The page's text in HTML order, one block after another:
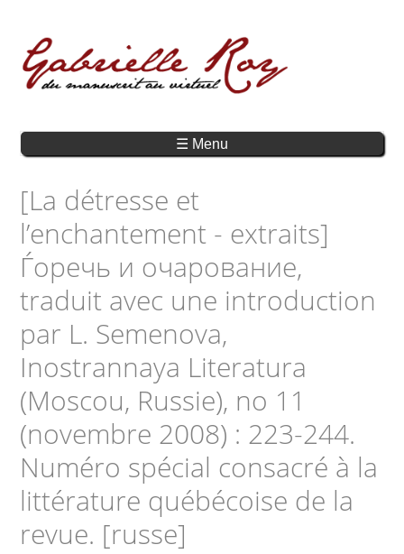
☰ Menu
[La détresse et
l’enchantement - extraits]
Ѓоречь и очарование,
traduit avec une introduction
par L. Semenova,
Inostrannaya Literatura
(Moscou, Russie), no 11
(novembre 2008) : 223-244.
Numéro spécial consacré à la
littérature québécoise de la
revue. [russe]